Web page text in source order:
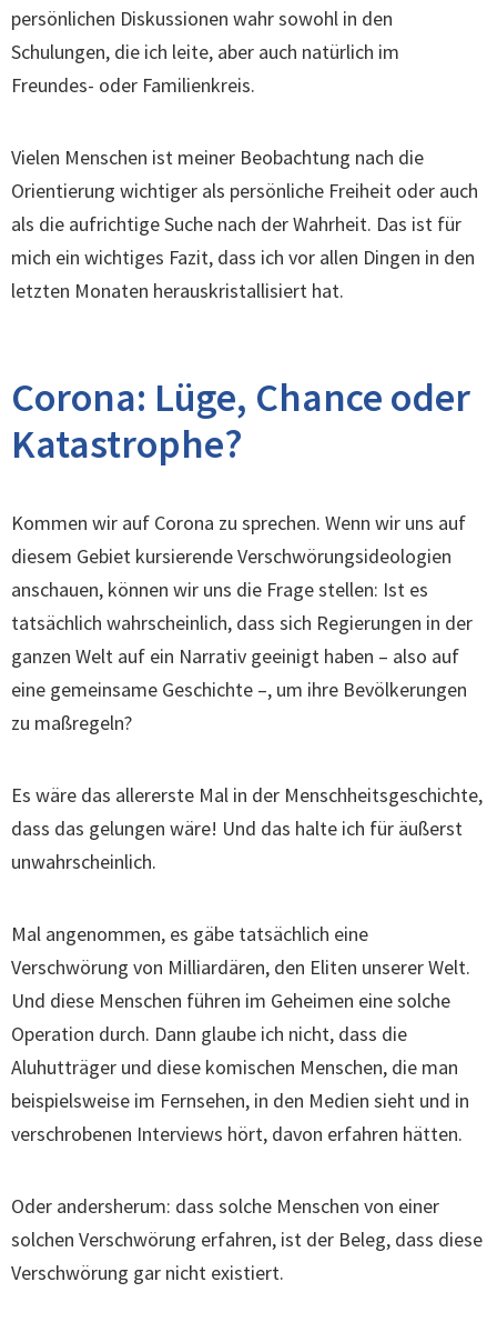
persönlichen Diskussionen wahr sowohl in den
Schulungen, die ich leite, aber auch natürlich im
Freundes- oder Familienkreis.
Vielen Menschen ist meiner Beobachtung nach die
Orientierung wichtiger als persönliche Freiheit oder auch
als die aufrichtige Suche nach der Wahrheit. Das ist für
mich ein wichtiges Fazit, dass ich vor allen Dingen in den
letzten Monaten herauskristallisiert hat.
Corona: Lüge, Chance oder
Katastrophe?
Kommen wir auf Corona zu sprechen. Wenn wir uns auf
diesem Gebiet kursierende Verschwörungsideologien
anschauen, können wir uns die Frage stellen: Ist es
tatsächlich wahrscheinlich, dass sich Regierungen in der
ganzen Welt auf ein Narrativ geeinigt haben – also auf
eine gemeinsame Geschichte –, um ihre Bevölkerungen
zu maßregeln?
Es wäre das allererste Mal in der Menschheitsgeschichte,
dass das gelungen wäre! Und das halte ich für äußerst
unwahrscheinlich.
Mal angenommen, es gäbe tatsächlich eine
Verschwörung von Milliardären, den Eliten unserer Welt.
Und diese Menschen führen im Geheimen eine solche
Operation durch. Dann glaube ich nicht, dass die
Aluhutträger und diese komischen Menschen, die man
beispielsweise im Fernsehen, in den Medien sieht und in
verschrobenen Interviews hört, davon erfahren hätten.
Oder andersherum: dass solche Menschen von einer
solchen Verschwörung erfahren, ist der Beleg, dass diese
Verschwörung gar nicht existiert.